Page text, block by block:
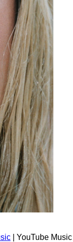
| YouTube Music